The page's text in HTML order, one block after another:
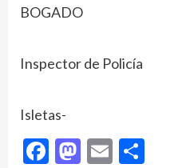
BOGADO
Inspector de Policía
-Jefe
Isletas-
Facebook
Mastodon
Email